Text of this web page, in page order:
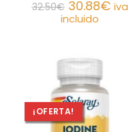
32.50€ 30.88€ iva
incluido
¡OFERTA!